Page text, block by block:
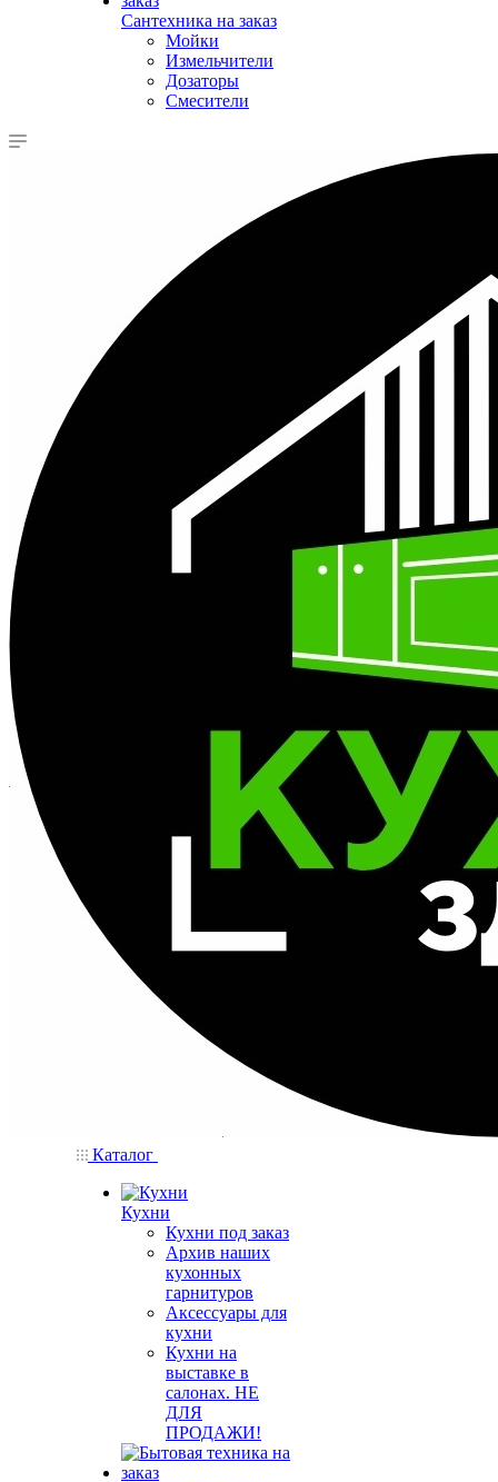
Сантехника на заказ
Мойки
Измельчители
Дозаторы
Смесители
Каталог
Кухни
Кухни под заказ
Архив наших
кухонных
гарнитуров
Аксессуары для
кухни
Кухни на
выставке в
салонах. НЕ
ДЛЯ
ПРОДАЖИ!